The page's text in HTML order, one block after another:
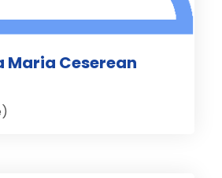
Maria Ceserean